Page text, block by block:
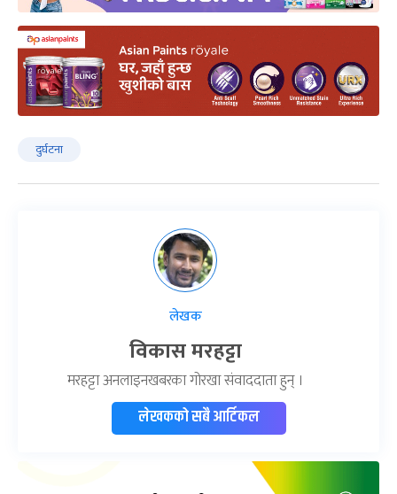
दुर्घटना
लेखक
विकास मरहट्टा
मरहट्टा अनलाइनखबरका गोरखा संवाददाता हुन् ।
लेखकको सबै आर्टिकल